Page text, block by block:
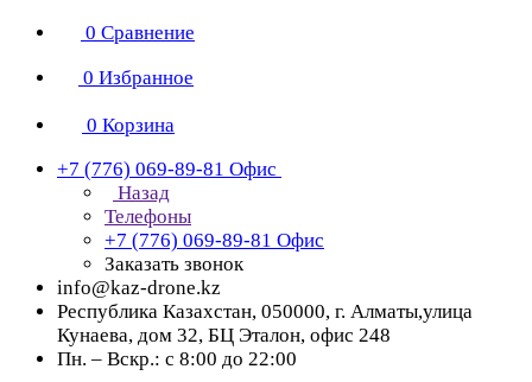
0 Сравнение
0 Избранное
0 Корзина
+7 (776) 069-89-81 Офис
Назад
Телефоны
+7 (776) 069-89-81 Офис
Заказать звонок
info@kaz-drone.kz
Республика Казахстан, 050000, г. Алматы,улица
Кунаева, дом 32, БЦ Эталон, офис 248
Пн. – Вскр.: с 8:00 до 22:00